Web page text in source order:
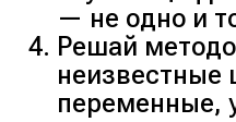
— не одно и
Решай
переменные,